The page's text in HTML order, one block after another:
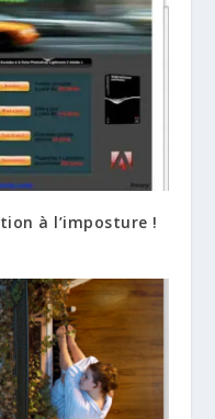
à l’imposture !